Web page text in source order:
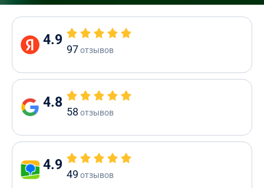
4.9
97отзывов
4.8
58 отзывов
4.9
49 отзывов